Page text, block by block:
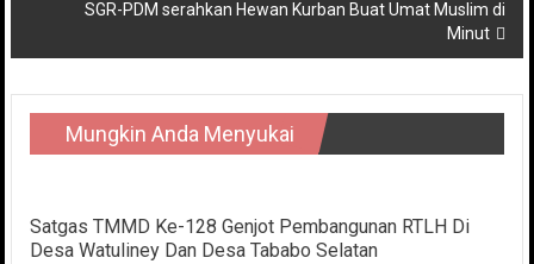
SGR-PDM serahkan Hewan Kurban Buat Umat Muslim di
Minut
Mungkin Anda Menyukai
Satgas TMMD Ke-128 Genjot Pembangunan RTLH Di
Desa Watuliney Dan Desa Tababo Selatan